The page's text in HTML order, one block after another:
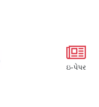
ઇ-પેપર